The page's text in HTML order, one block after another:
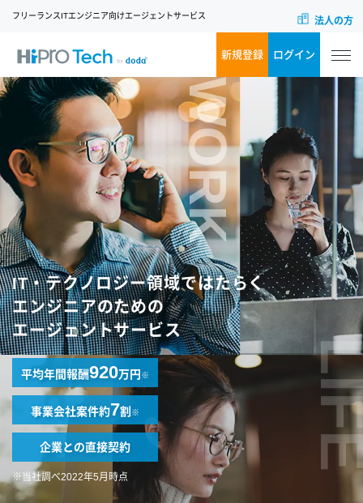
フリーランスITエンジニア向けエージェントサービス 法人の方
新規登録 ログイン
WORK
IT・テクノロジー領域ではたらく
エンジニアのための
エージェントサービス
平均年間報酬920万円※
事業会社案件約7割※
企業との直接契約
※当社調べ2022年5月時点